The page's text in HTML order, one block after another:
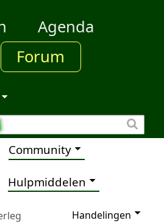
Agenda
Forum
Community
Hulpmiddelen
Handelingen